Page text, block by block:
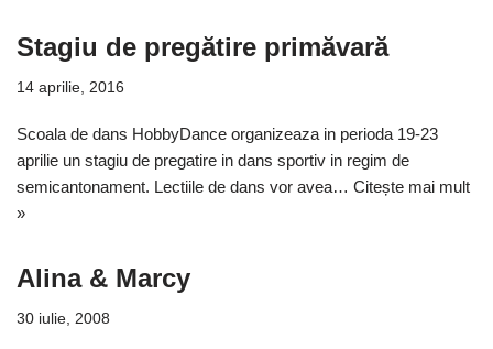
Stagiu de pregătire primăvară
14 aprilie, 2016
Scoala de dans HobbyDance organizeaza in perioda 19-23
aprilie un stagiu de pregatire in dans sportiv in regim de
semicantonament. Lectiile de dans vor avea… Citește mai mult
»
Alina & Marcy
30 iulie, 2008